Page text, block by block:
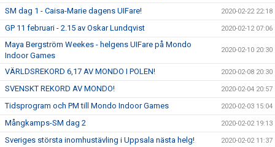
SM dag 1 - Caisa-Marie dagens UIFare! 2020-02-22 22:18
GP 11 februari - 2.15 av Oskar Lundqvist 2020-02-12 07:06
Maya Bergström Weekes - helgens UIFare på Mondo
Indoor Games
2020-02-10 20:30
VÄRLDSREKORD 6,17 AV MONDO I POLEN! 2020-02-08 20:30
SVENSKT REKORD AV MONDO! 2020-02-04 20:57
Tidsprogram och PM till Mondo Indoor Games 2020-02-03 15:04
Mångkamps-SM dag 2 2020-02-02 19:13
Sveriges största inomhustävling i Uppsala nästa helg! 2020-02-02 11:37